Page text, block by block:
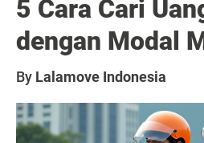
5 Cara Cari
dengan Modal
By Lalamove Indonesia